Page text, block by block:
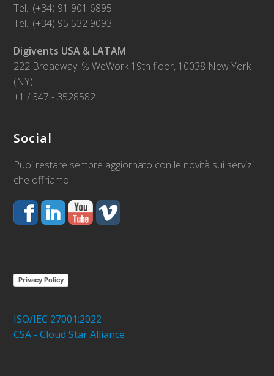
Tel.: (+34) 91 901 6895
Tel.: (+34) 95 532 9093
Digivents USA & LATAM
222 Broadway, ℅ WeWork 19th floor, 10038 New York
(NY)
+1 / 347 - 3528582
Social
Puoi restare sempre aggiornato con le novità sui servizi
che offriamo!
Privacy Policy
ISO/IEC 27001:2022
CSA - Cloud Star Alliance